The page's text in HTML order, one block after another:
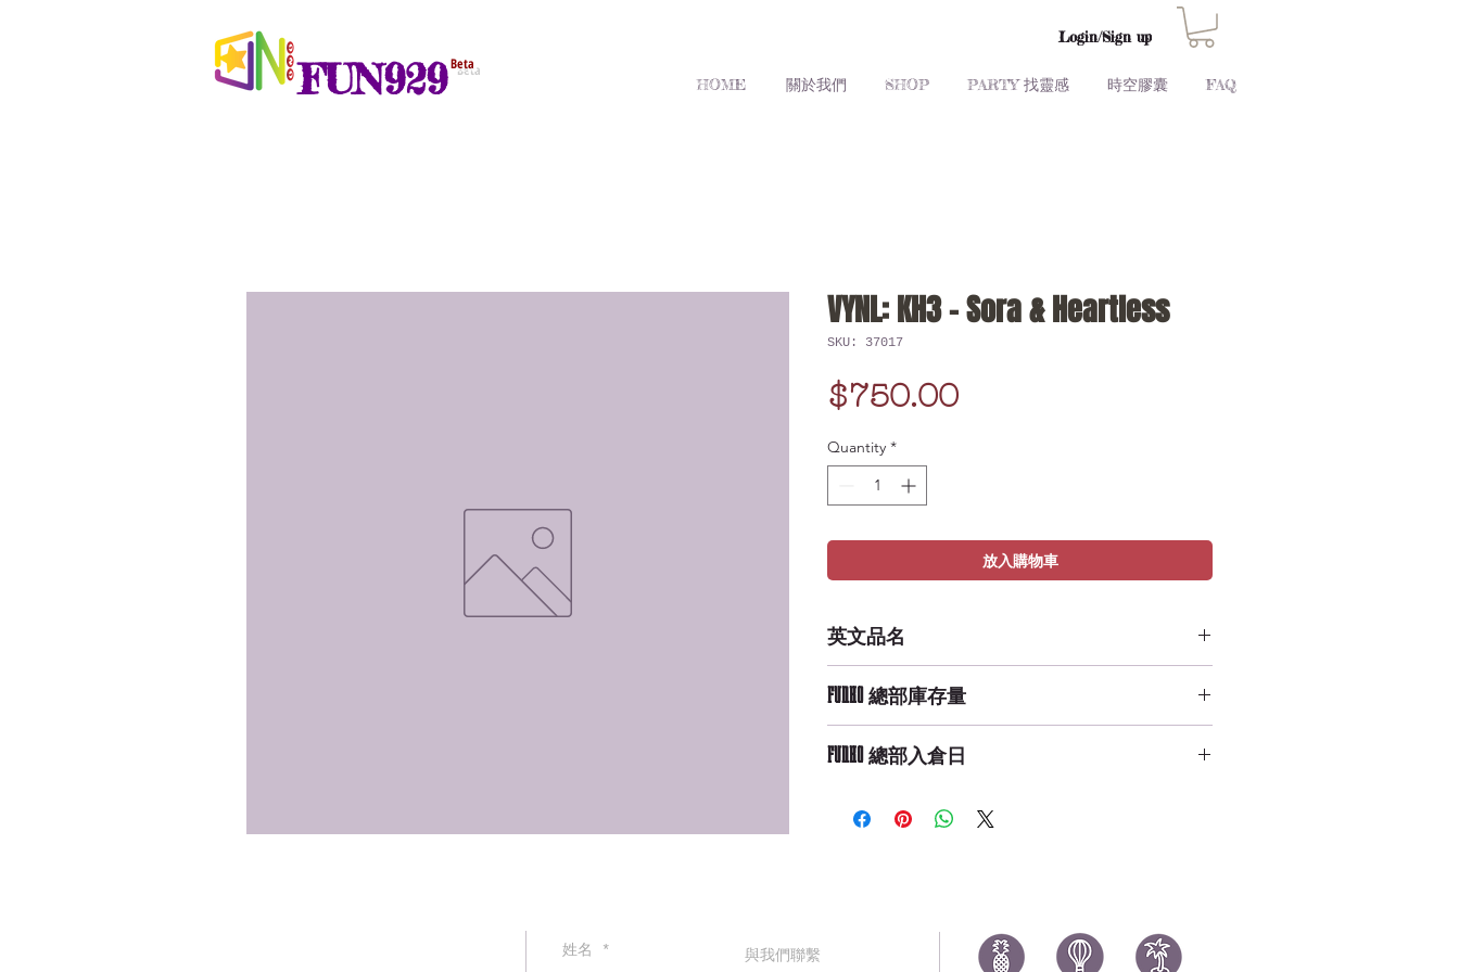
Beta
FUN929
Login/Sign up
HOME 關於我們 SHOP PARTY 找靈感 時空膠囊 FAQ
VYNL: KH3 - Sora & Heartless
SKU: 37017
$750.00Price
Quantity *
放入購物車
英文品名
FUNKO 總部庫存量
FUNKO 總部入倉日